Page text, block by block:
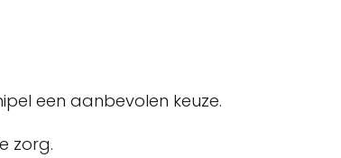
een aanbevolen keuze.
zorg.